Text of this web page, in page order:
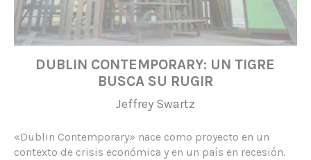
DUBLIN CONTEMPORARY: UN TIGRE
BUSCA SU RUGIR
Jeffrey Swartz
«Dublin Contemporary» nace como proyecto en un
contexto de crisis económica y en un país en recesión.